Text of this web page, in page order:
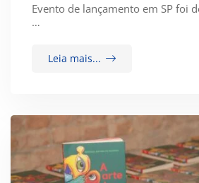
Evento de lançamento em SP foi
…
Leia mais...